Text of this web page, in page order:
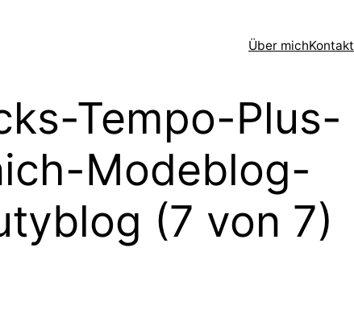
Über michKontakt
Tempo-Plus-
Modeblog-
(7 von 7)